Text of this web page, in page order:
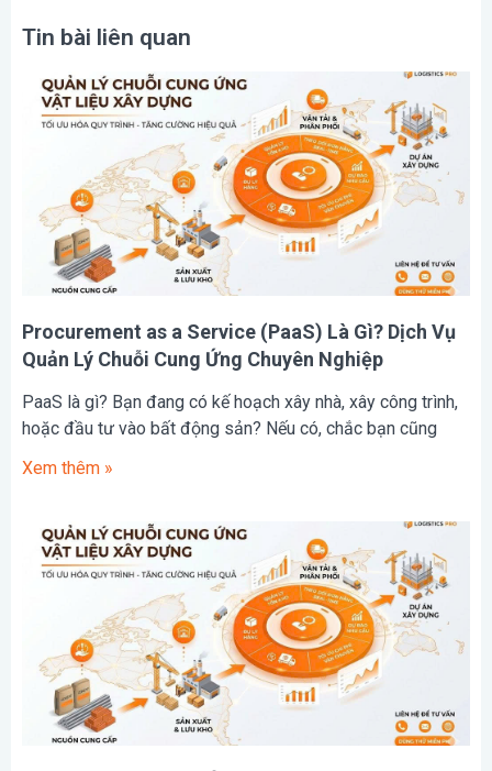
Tin bài liên quan
Procurement as a Service (PaaS) Là Gì? Dịch Vụ
Quản Lý Chuỗi Cung Ứng Chuyên Nghiệp
PaaS là gì? Bạn đang có kế hoạch xây nhà, xây công trình,
hoặc đầu tư vào bất động sản? Nếu có, chắc bạn cũng
Xem thêm »